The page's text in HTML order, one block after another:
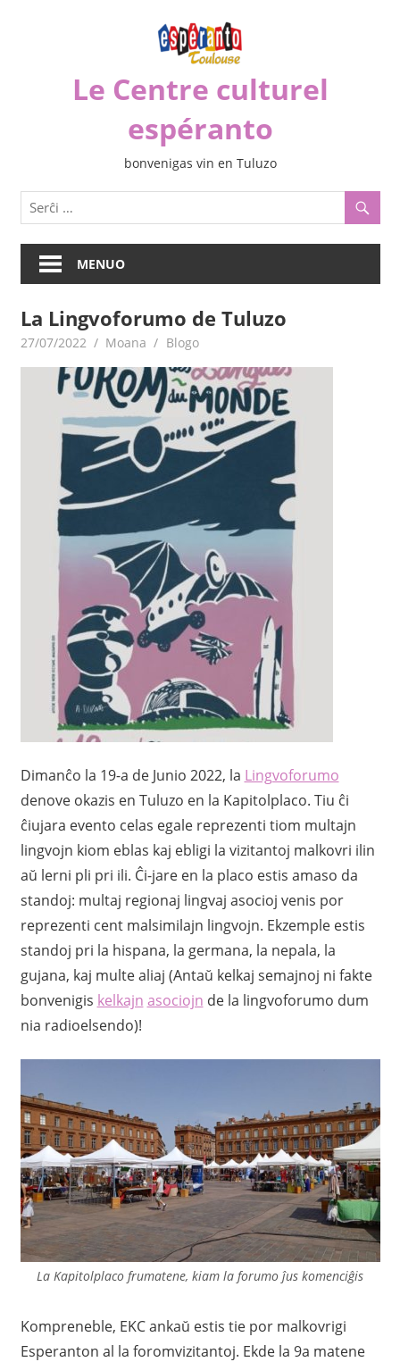
Le Centre culturel
espéranto
bonvenigas vin en Tuluzo
MENUO
La Lingvoforumo de Tuluzo
27/07/2022 Moana Blogo
Dimanĉo la 19-a de Junio 2022, la Lingvoforumo
denove okazis en Tuluzo en la Kapitolplaco. Tiu ĉi
ĉiujara evento celas egale reprezenti tiom multajn
lingvojn kiom eblas kaj ebligi la vizitantoj malkovri ilin
aŭ lerni pli pri ili. Ĉi-jare en la placo estis amaso da
standoj: multaj regionaj lingvaj asocioj venis por
reprezenti cent malsimilajn lingvojn. Ekzemple estis
standoj pri la hispana, la germana, la nepala, la
gujana, kaj multe aliaj (Antaŭ kelkaj semajnoj ni fakte
bonvenigis kelkajn asociojn de la lingvoforumo dum
nia radioelsendo)!
La Kapitolplaco frumatene, kiam la forumo ĵus komenciĝis
Kompreneble, EKC ankaŭ estis tie por malkovrigi
Esperanton al la foromvizitantoj. Ekde la 9a matene